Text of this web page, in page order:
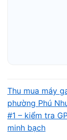
Vì
chọn
Thu mua máy
phường Phú
#1 – kiểm tra
minh bạch